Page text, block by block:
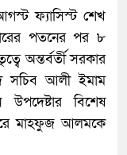
ফ্যাসিস্ট শেখ
পতনের পর ৮
অন্তর্বর্তী সরকার
সচিব আলী ইমাম
উপদেষ্টার বিশেষ
মাহফুজ আলমকে